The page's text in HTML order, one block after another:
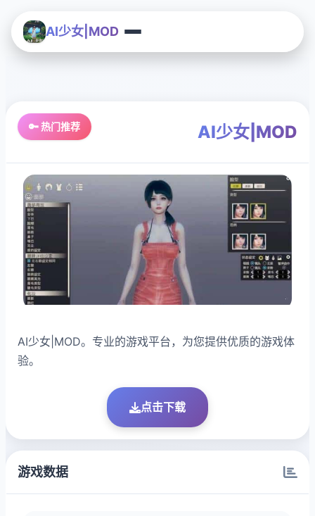
AI少女|MOD
🔑 热门推荐 AI少女|MOD
AI少女|MOD。专业的游戏平台，为您提供优质的游戏体
验。
点击下载
游戏数据